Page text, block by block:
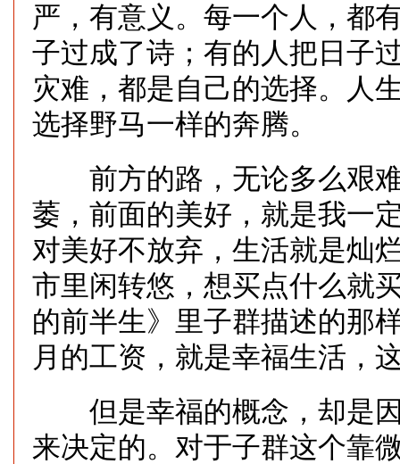
严，有意义。每一个人，都
子过成了诗；有的人把日子
灾难，都是自己的选择。人
选择野马一样的奔腾。
前方的路，无论多么艰难
萎，前面的美好，就是我一
对美好不放弃，生活就是灿
市里闲转悠，想买点什么就
的前半生》里子群描述的那
月的工资，就是幸福生活，
但是幸福的概念，却是因
来决定的。对于子群这个靠